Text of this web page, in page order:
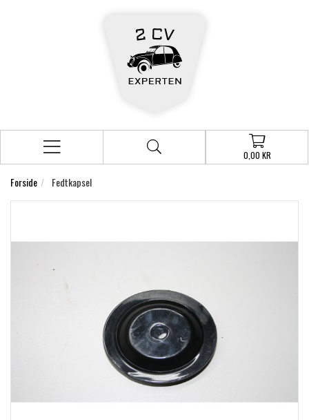
0,00 KR
Forside Fedtkapsel